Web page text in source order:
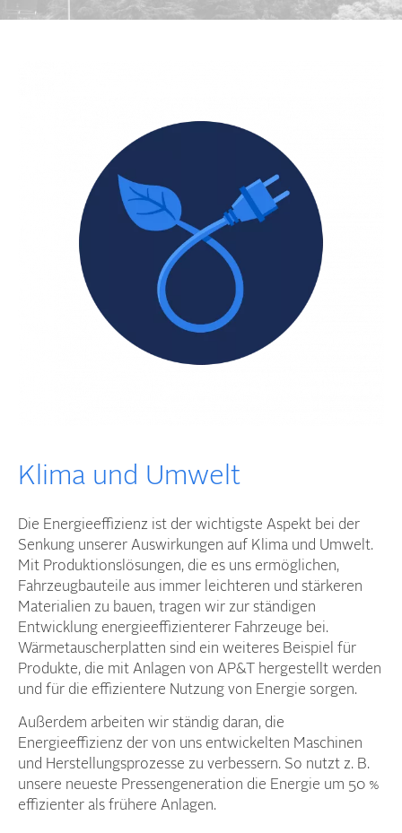
Klima und Umwelt
Die Energieeffizienz ist der wichtigste Aspekt bei der
Senkung unserer Auswirkungen auf Klima und Umwelt.
Mit Produktionslösungen, die es uns ermöglichen,
Fahrzeugbauteile aus immer leichteren und stärkeren
Materialien zu bauen, tragen wir zur ständigen
Entwicklung energieeffizienterer Fahrzeuge bei.
Wärmetauscherplatten sind ein weiteres Beispiel für
Produkte, die mit Anlagen von AP&T hergestellt werden
und für die effizientere Nutzung von Energie sorgen.
Außerdem arbeiten wir ständig daran, die
Energieeffizienz der von uns entwickelten Maschinen
und Herstellungsprozesse zu verbessern. So nutzt z. B.
unsere neueste Pressengeneration die Energie um 50 %
effizienter als frühere Anlagen.